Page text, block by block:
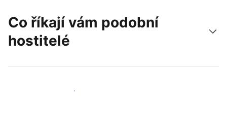
Co říkají vám podobní
hostitelé
Připojit se k dalším hostitelům